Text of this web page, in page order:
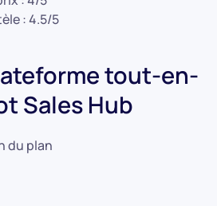
: 4.5/5
tout-en-
Sales Hub
du plan